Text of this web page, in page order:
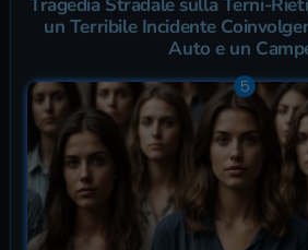
un Terribile Incidente
Auto e un